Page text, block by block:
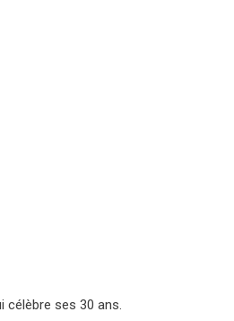
célèbre ses 30 ans.